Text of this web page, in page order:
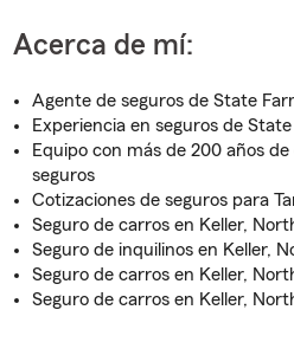
Acerca de mí:
Agente de seguros de State
Experiencia en seguros de
Equipo con más de 200 años
seguros
Cotizaciones de seguros para
Seguro de carros en Keller,
Seguro de inquilinos en Keller,
Seguro de carros en Keller,
Seguro de carros en Keller,